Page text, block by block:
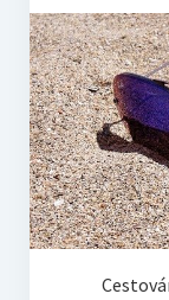
Cestování